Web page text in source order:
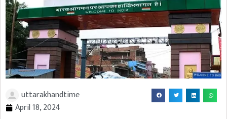
uttarakhandtime
April 18, 2024